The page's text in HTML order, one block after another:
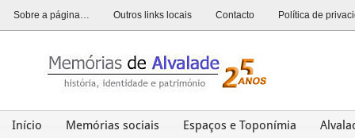
Sobre a página… Outros links locais Contacto Política de
Início Memórias sociais Espaços e Toponímia